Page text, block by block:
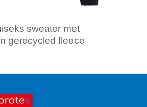
sweater met
gerecycled fleece